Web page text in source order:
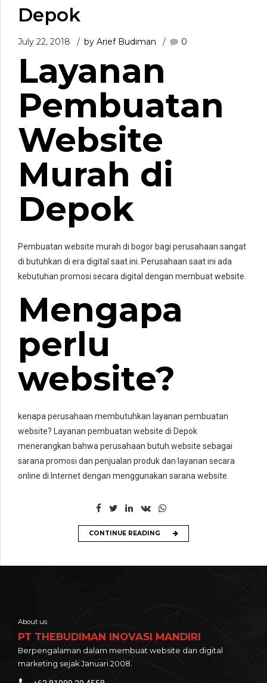
Depok
July 22, 2018 by Arief Budiman 0
Layanan
Pembuatan
Website
Murah di
Depok
Pembuatan website murah di bogor bagi perusahaan sangat
di butuhkan di era digital saat ini. Perusahaan saat ini ada
kebutuhan promosi secara digital dengan membuat website.
Mengapa
perlu
website?
kenapa perusahaan membutuhkan layanan pembuatan
website? Layanan pembuatan website di Depok
menerangkan bahwa perusahaan butuh website sebagai
sarana promosi dan penjualan produk dan layanan secara
online di Internet dengan menggunakan sarana website.
CONTINUE READING
About us
PT THEBUDIMAN INOVASI MANDIRI
Berpengalaman dalam membuat website dan digital
marketing sejak Januari 2008.